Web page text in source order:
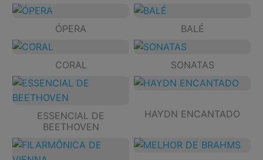
ÓPERA BALÉ
CORAL SONATAS
ESSENCIAL DE
BEETHOVEN
HAYDN ENCANTADO